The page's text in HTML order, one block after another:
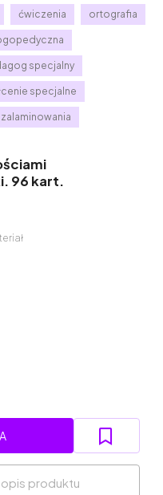
ćwiczenia ortografia
specjalny
specjalne
96 kart.
produktu